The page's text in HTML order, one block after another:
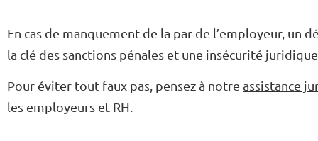
En cas de manquement de la par de l’employeur, un
la clé des sanctions pénales et une insécurité
Pour éviter tout faux pas, pensez à notre assistance
les employeurs et RH.